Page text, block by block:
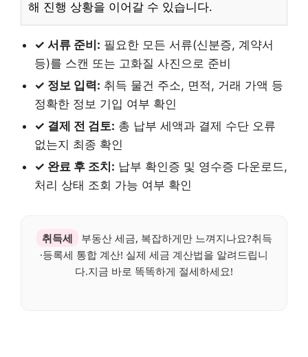
해 진행 상황을 이어갈 수 있습니다.
✓ 서류 준비: 필요한 모든 서류(신분증, 계약서
등)를 스캔 또는 고화질 사진으로 준비
✓ 정보 입력: 취득 물건 주소, 면적, 거래 가액 등
정확한 정보 기입 여부 확인
✓ 결제 전 검토: 총 납부 세액과 결제 수단 오류
없는지 최종 확인
✓ 완료 후 조치: 납부 확인증 및 영수증 다운로드,
처리 상태 조회 가능 여부 확인
취득세
부동산 세금, 복잡하게만 느껴지나요?취득
·등록세 통합 계산! 실제 세금 계산법을 알려드립니
다.지금 바로 똑똑하게 절세하세요!